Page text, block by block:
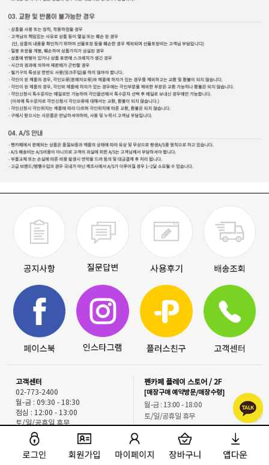
고객센터
02-773-2400
월-금 : 09:30 - 18:30
점심 : 12:00 - 13:00
토/일/공휴일 휴무
서울 중구 퇴계로 20길 43 펜타워
명동역 3번출구에서 도보5분
펜카페 플레이 스토어 / 2F
[매장구매 예약방문/매장수령]
월-금 : 13:00 - 18:00
토/일/공휴일 휴무